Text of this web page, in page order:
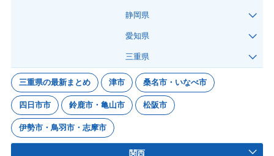
静岡県
愛知県
三重県
三重県の最新まとめ 津市 桑名市・いなべ市
四日市市 鈴鹿市・亀山市 松阪市
伊勢市・鳥羽市・志摩市
関西